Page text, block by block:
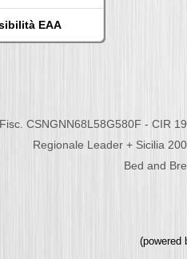
EAA
CSNGNN68L58G580F - CIR
Regionale Leader + Sicilia
Bed and
(powered